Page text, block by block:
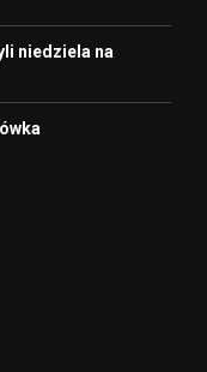
niedziela na